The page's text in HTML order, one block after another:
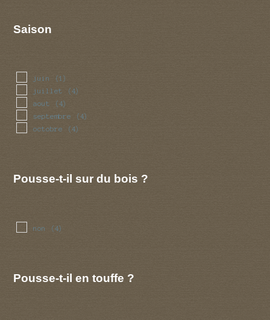
Saison
juin (1)
juillet (4)
aout (4)
septembre (4)
octobre (4)
Pousse-t-il sur du bois ?
non (4)
Pousse-t-il en touffe ?